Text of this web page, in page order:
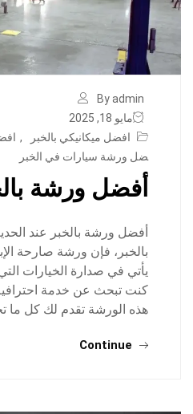
By admin
مايو 18, 2025
افضل ميكانيكي بالخبر
,
ضل ورشة سيارات في الخبر
أفضل ورشة
أفضل ورشة بالخبر عند
بالخبر، فإن ورشة صارحة
يأتي في صدارة الخيارات
كنت تبحث عن خدمة
هذه الورشة تقدم لك كل ما
Continue